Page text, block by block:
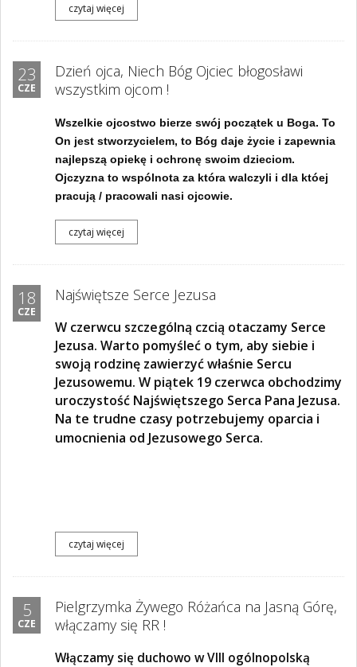
czytaj więcej
23
CZE
Dzień ojca, Niech Bóg Ojciec błogosławi
wszystkim ojcom !
Wszelkie ojcostwo bierze swój początek u Boga. To
On jest stworzycielem, to Bóg daje życie i zapewnia
najlepszą opiekę i ochronę swoim dzieciom.
Ojczyzna to wspólnota za która walczyli i dla któej
pracują / pracowali nasi ojcowie.
czytaj więcej
18
CZE
Najświętsze Serce Jezusa
W czerwcu szczególną czcią otaczamy Serce
Jezusa. Warto pomyśleć o tym, aby siebie i
swoją rodzinę zawierzyć właśnie Sercu
Jezusowemu. W piątek 19 czerwca obchodzimy
uroczystość Najświętszego Serca Pana Jezusa.
Na te trudne czasy potrzebujemy oparcia i
umocnienia od Jezusowego Serca.
czytaj więcej
5
CZE
Pielgrzymka Żywego Różańca na Jasną Górę,
włączamy się RR !
Włączamy się duchowo w VIII ogólnopolską